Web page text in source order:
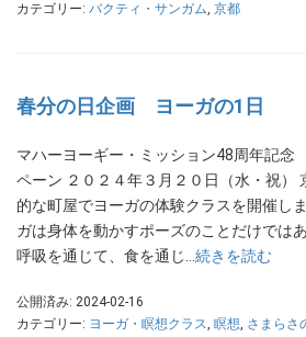
カテゴリー: バクティ・サンガム, 京都
春分の日企画 ヨーガの1日
マハーヨーギー・ミッション48周年記
ペーン ２０２４年３月２０日（水・祝）
的な町屋でヨーガの体験クラスを開催し
ガは身体を動かすポーズのことだけではあ
呼吸を通じて、食を通じ… 続きを読む
公開済み: 2024-02-16
カテゴリー: ヨーガ・瞑想クラス, 瞑想, さまらさ